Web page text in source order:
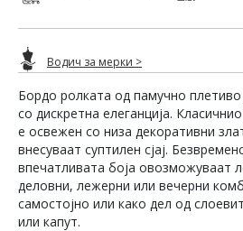
Бордо ролката од памучно плетиво
со дискретна елеганција.
е освежен со низа декоративни
внесуваат суптилен сјај.
впечатливата боја овозможуваат
деловни, лежерни или вечерни
самостојно или како дел од
или капут.
Водич за мерки >